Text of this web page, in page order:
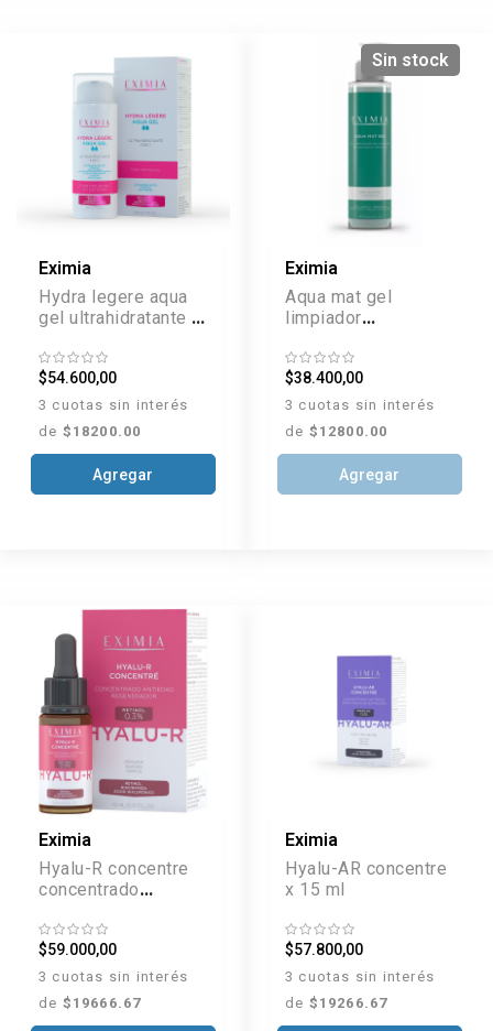
Eximia
Hydra legere aqua
gel ultrahidratante 3
$54.600,00
3 cuotas sin interés
de $18200.00
Agregar
Sin stock
Eximia
Aqua mat gel
limpiador
$38.400,00
3 cuotas sin interés
de $12800.00
Agregar
Eximia
Hyalu-R concentre
concentrado
regenerador x 15 ml
$59.000,00
3 cuotas sin interés
de $19666.67
Eximia
Hyalu-AR concentre
x 15 ml
$57.800,00
3 cuotas sin interés
de $19266.67